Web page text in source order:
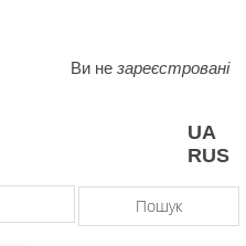
UA
RUS
Пошук
Ви не зареєстровані